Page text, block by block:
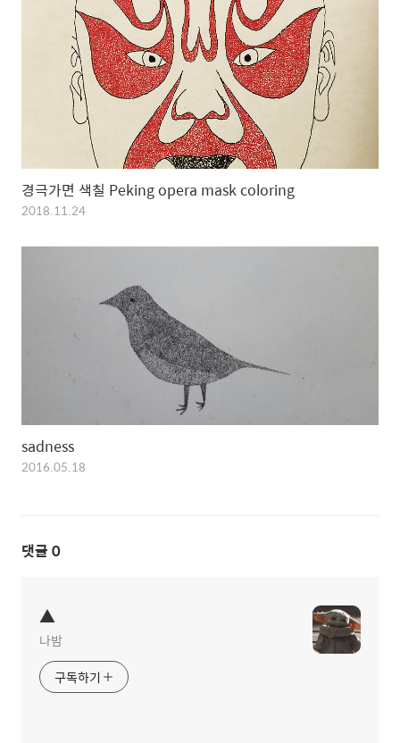
경극가면 색칠 Peking opera mask coloring
2018.11.24
sadness
2016.05.18
댓글 0
▲
나밤
구독하기